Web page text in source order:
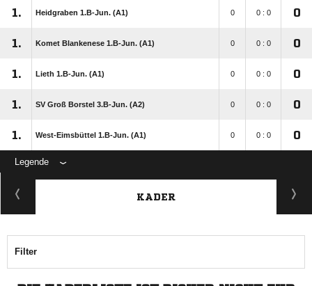
1. Heidgraben 1.B-Jun. (A1) 0 0 : 0 0
1. Komet Blankenese 1.B-Jun. (A1) 0 0 : 0 0
1. Lieth 1.B-Jun. (A1) 0 0 : 0 0
1. SV Groß Borstel 3.B-Jun. (A2) 0 0 : 0 0
1. West-Eimsbüttel 1.B-Jun. (A1) 0 0 : 0 0
Legende
KADER
Filter